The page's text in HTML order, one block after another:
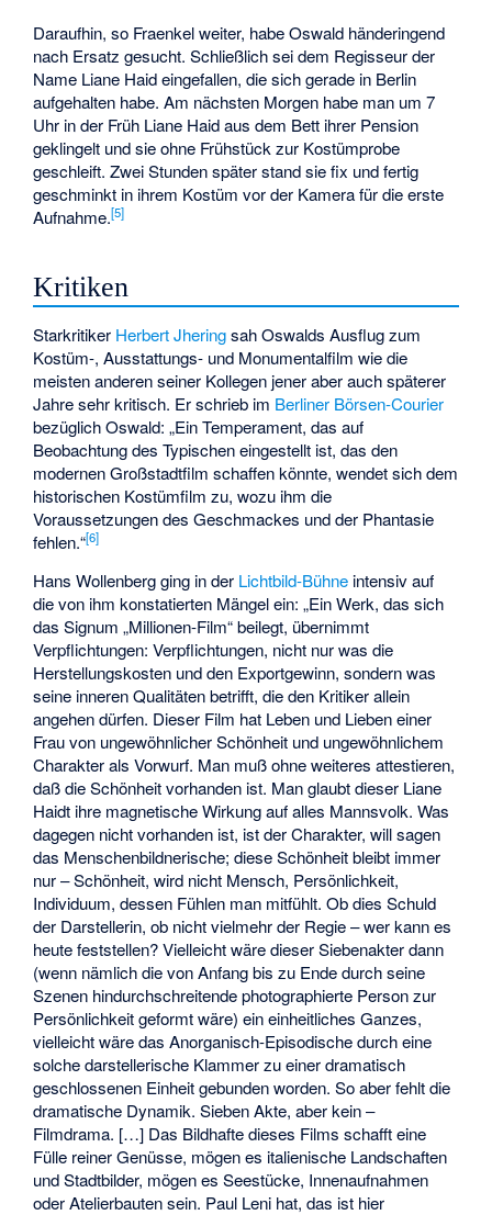
Daraufhin, so Fraenkel weiter, habe Oswald händeringend
nach Ersatz gesucht. Schließlich sei dem Regisseur der
Name Liane Haid eingefallen, die sich gerade in Berlin
aufgehalten habe. Am nächsten Morgen habe man um 7
Uhr in der Früh Liane Haid aus dem Bett ihrer Pension
geklingelt und sie ohne Frühstück zur Kostümprobe
geschleift. Zwei Stunden später stand sie fix und fertig
geschminkt in ihrem Kostüm vor der Kamera für die erste
Aufnahme.[5]
Kritiken
Starkritiker Herbert Jheringsah Oswalds Ausflug zum
Kostüm-, Ausstattungs- und Monumentalfilm wie die
meisten anderen seiner Kollegen jener aber auch späterer
Jahre sehr kritisch. Er schrieb im Berliner Börsen-Courier
bezüglich Oswald: „Ein Temperament, das auf
Beobachtung des Typischen eingestellt ist, das den
modernen Großstadtfilm schaffen könnte, wendet sich dem
historischen Kostümfilm zu, wozu ihm die
Voraussetzungen des Geschmackes und der Phantasie
fehlen.“[6]
Hans Wollenberg ging in der Lichtbild-Bühne intensiv auf
die von ihm konstatierten Mängel ein: „Ein Werk, das sich
das Signum „Millionen-Film“ beilegt, übernimmt
Verpflichtungen: Verpflichtungen, nicht nur was die
Herstellungskosten und den Exportgewinn, sondern was
seine inneren Qualitäten betrifft, die den Kritiker allein
angehen dürfen. Dieser Film hat Leben und Lieben einer
Frau von ungewöhnlicher Schönheit und ungewöhnlichem
Charakter als Vorwurf. Man muß ohne weiteres attestieren,
daß die Schönheit vorhanden ist. Man glaubt dieser Liane
Haidt ihre magnetische Wirkung auf alles Mannsvolk. Was
dagegen nicht vorhanden ist, ist der Charakter, will sagen
das Menschenbildnerische; diese Schönheit bleibt immer
nur – Schönheit, wird nicht Mensch, Persönlichkeit,
Individuum, dessen Fühlen man mitfühlt. Ob dies Schuld
der Darstellerin, ob nicht vielmehr der Regie – wer kann es
heute feststellen? Vielleicht wäre dieser Siebenakter dann
(wenn nämlich die von Anfang bis zu Ende durch seine
Szenen hindurchschreitende photographierte Person zur
Persönlichkeit geformt wäre) ein einheitliches Ganzes,
vielleicht wäre das Anorganisch-Episodische durch eine
solche darstellerische Klammer zu einer dramatisch
geschlossenen Einheit gebunden worden. So aber fehlt die
dramatische Dynamik. Sieben Akte, aber kein –
Filmdrama. […] Das Bildhafte dieses Films schafft eine
Fülle reiner Genüsse, mögen es italienische Landschaften
und Stadtbilder, mögen es Seestücke, Innenaufnahmen
oder Atelierbauten sein. Paul Leni hat, das ist hier